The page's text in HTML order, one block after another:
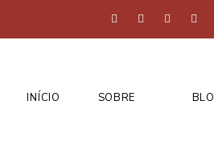
INÍCIO SOBRE